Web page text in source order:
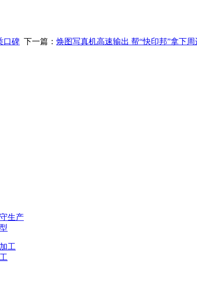
口碑 下一篇： 焕图写真机高速输出 帮“快印邦”拿下周
生产